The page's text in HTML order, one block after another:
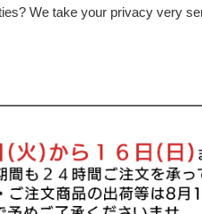
We take your privacy very